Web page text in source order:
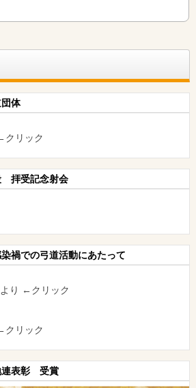
団体
クリック
拝受記念射会
染禍での弓道活動にあたって
り ←クリック
クリック
連表彰 受賞